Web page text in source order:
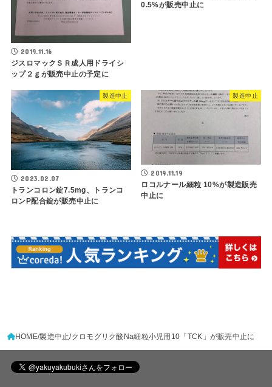
2019.11.16
ジスロマックＳＲ成人用ドライシ
ップ２ｇが販売中止の予定に
0.5%が販売中止に
製造中止
2023.02.07
トランコロン錠7.5mg、トランコ
ロンP配合錠が販売中止に
製造中止
2019.11.19
ロコルナール細粒 10%が製造販売
中止に
HOME 製造中止 クロモグリク酸Na細粒小児用10「TCK」が販売中止に